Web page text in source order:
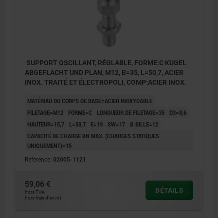
SUPPORT OSCILLANT, RÉGLABLE, FORME:C KUGEL
ABGEFLACHT UND PLAN, M12, B=35, L=50,7, ACIER
INOX. TRAITÉ ET ÉLECTROPOLI, COMP:ACIER INOX.
MATÉRIAU DU CORPS DE BASE=ACIER INOXYDABLE
FILETAGE=M12
FORME=C LONGUEUR DE FILETAGE=35
D3=8,6
HAUTEUR=15,7
L=50,7 E=19 SW=17
Ø BILLE=12
CAPACITÉ DE CHARGE KN MAX. (CHARGES STATIQUES
UNIQUEMENT)=15
Référence: 02005-1121
59,06 €
hors TVA
hors frais d’envoi
DÉTAILS